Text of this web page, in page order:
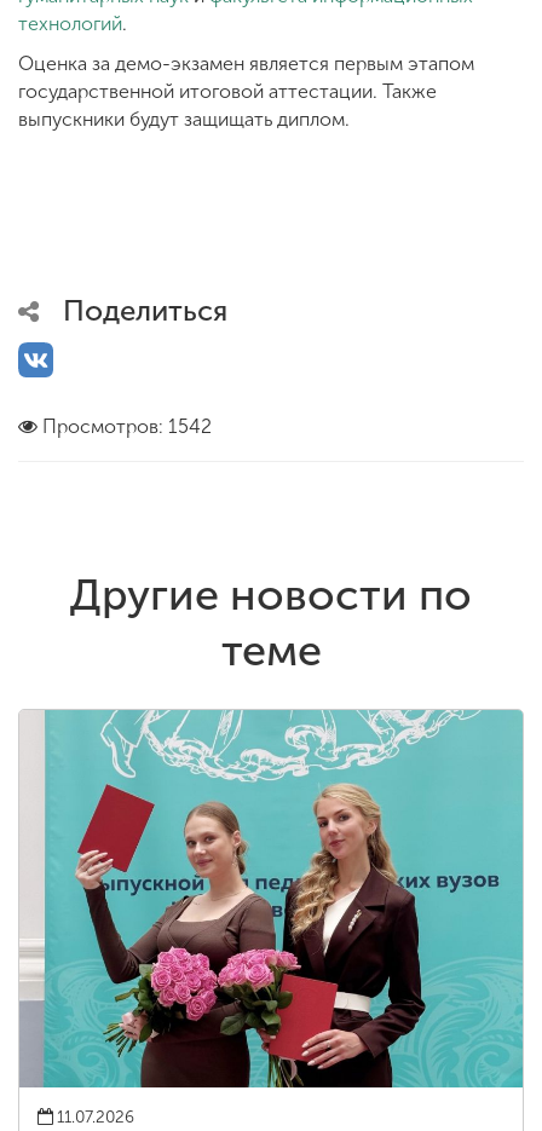
технологий.
Оценка за демо-экзамен является первым этапом
государственной итоговой аттестации. Также
выпускники будут защищать диплом.
Поделиться
Просмотров: 1542
Другие новости по
теме
11.07.2026